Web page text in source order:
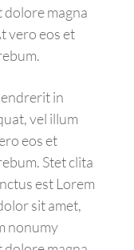
magna
vero eos et
in
vel illum
eos et
Stet clita
est Lorem
sit amet,
nonumy